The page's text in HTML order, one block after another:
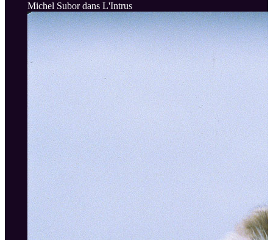
Michel Subor dans L'Intrus